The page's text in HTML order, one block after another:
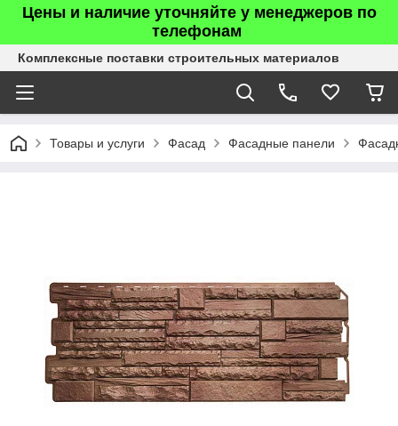
Цены и наличие уточняйте у менеджеров по
телефонам
Комплексные поставки строительных материалов
Товары и услуги Фасад Фасадные панели